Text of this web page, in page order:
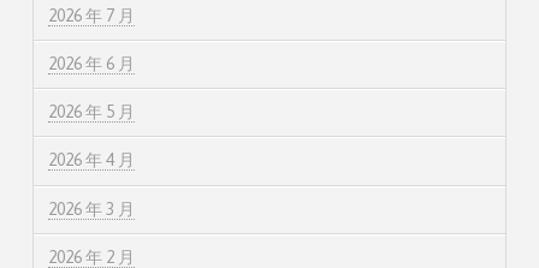
2026 年 7 月
2026 年 6 月
2026 年 5 月
2026 年 4 月
2026 年 3 月
2026 年 2 月